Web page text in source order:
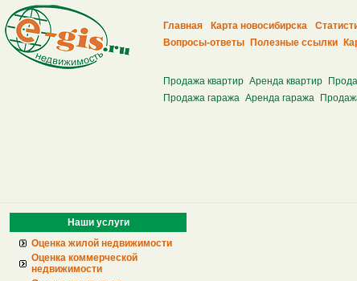
Главная
Карта новосибирска
Вопросы-ответы
Полезные ссылки
Продажа квартир Аренда квартир
Продажа гаража Аренда гаража
Наши услуги
Оценка жилой недвижимости
Оценка коммерческой
недвижимости